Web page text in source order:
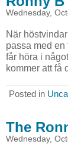
Wednesday,
När
passa med
får höra i
kommer att få
Posted in
The
Wednesday,